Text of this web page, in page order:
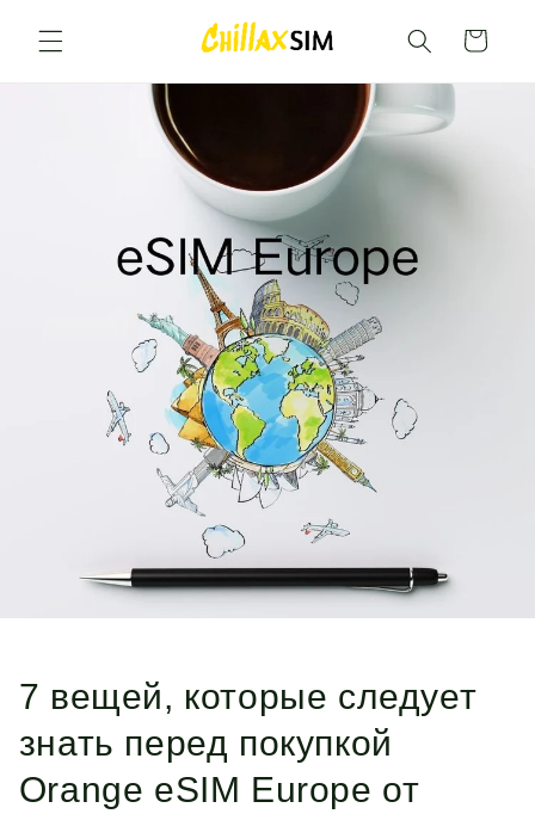
содержимому
Корзина
7 вещей, которые следует
знать перед покупкой
Orange eSIM Europe от